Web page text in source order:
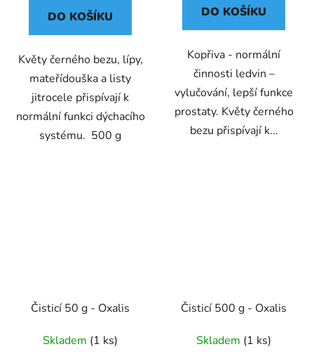
DO KOŠÍKU
Květy černého bezu, lípy,
mateřídouška a listy
jitrocele přispívají k
normální funkci dýchacího
systému. 500 g
DO KOŠÍKU
Kopřiva - normální
činnosti ledvin –
vylučování, lepší funkce
prostaty. Květy černého
bezu přispívají k...
Čisticí 50 g - Oxalis
Skladem (1 ks)
Čisticí 500 g - Oxalis
Skladem (1 ks)